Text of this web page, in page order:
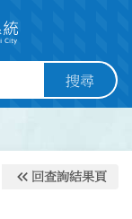
搜尋
keyboard_double_arrow_left 回查詢結果頁